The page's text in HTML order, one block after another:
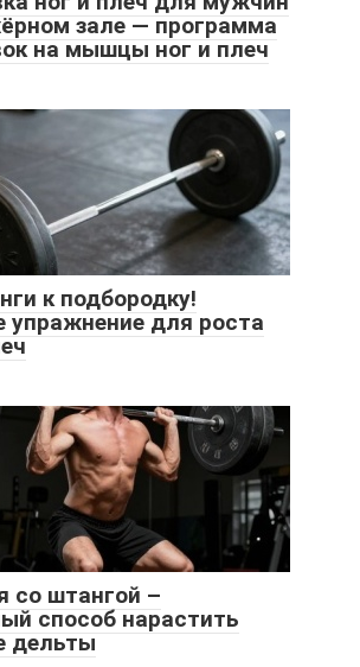
зале — программа
на мышцы ног и плеч
к подбородку!
упражнение для роста
со штангой –
способ нарастить
дельты